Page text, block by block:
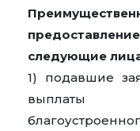
следующие
1) подавшие
выплаты